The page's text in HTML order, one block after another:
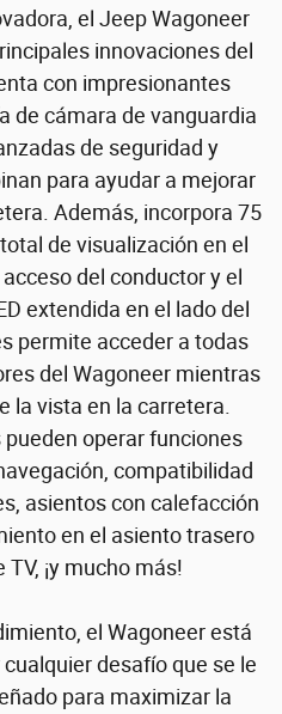
el Jeep Wagoneer
innovaciones del
con impresionantes
de cámara de vanguardia
de seguridad y
para ayudar a mejorar
Además, incorpora 75
de visualización en el
del conductor y el
extendida en el lado del
permite acceder a todas
del Wagoneer mientras
la vista en la carretera.
operar funciones
compatibilidad
asientos con calefacción
en el asiento trasero
¡y mucho más!
el Wagoneer está
desafío que se le
para maximizar la